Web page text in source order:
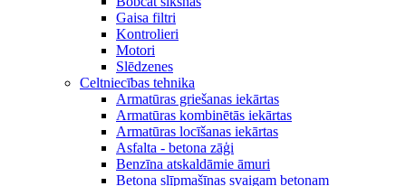
Gaisa filtri
Kontrolieri
Motori
Slēdzenes
Celtniecības tehnika
Armatūras griešanas iekārtas
Armatūras kombinētās iekārtas
Armatūras locīšanas iekārtas
Asfalta - betona zāģi
Benzīna atskaldāmie āmuri
Betona slīpmašīnas svaigam betonam